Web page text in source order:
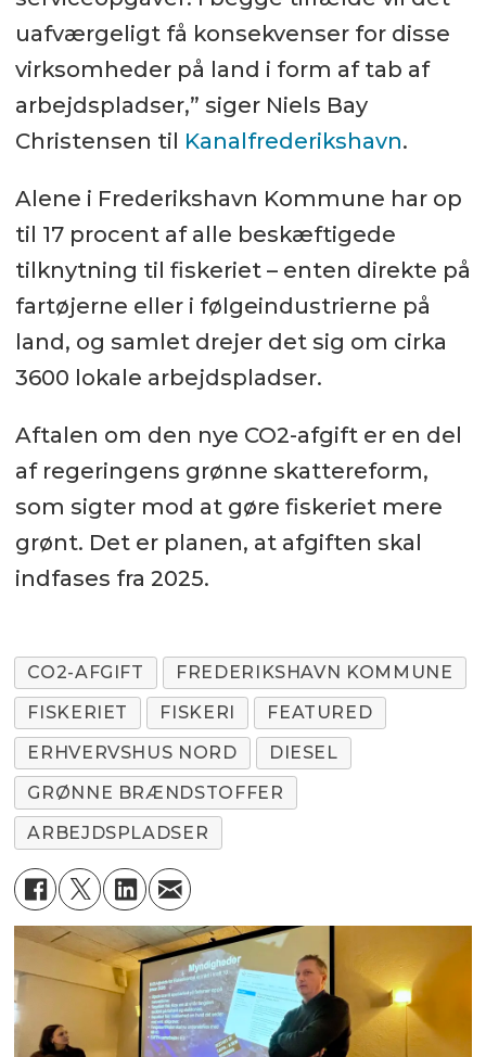
uafværgeligt få konsekvenser for disse
virksomheder på land i form af tab af
arbejdspladser,” siger Niels Bay
Christensen til Kanalfrederikshavn.
Alene i Frederikshavn Kommune har op
til 17 procent af alle beskæftigede
tilknytning til fiskeriet – enten direkte på
fartøjerne eller i følgeindustrierne på
land, og samlet drejer det sig om cirka
3600 lokale arbejdspladser.
Aftalen om den nye CO2-afgift er en del
af regeringens grønne skattereform,
som sigter mod at gøre fiskeriet mere
grønt. Det er planen, at afgiften skal
indfases fra 2025.
CO2-AFGIFT
FREDERIKSHAVN KOMMUNE
FISKERIET
FISKERI
FEATURED
ERHVERVSHUS NORD
DIESEL
GRØNNE BRÆNDSTOFFER
ARBEJDSPLADSER